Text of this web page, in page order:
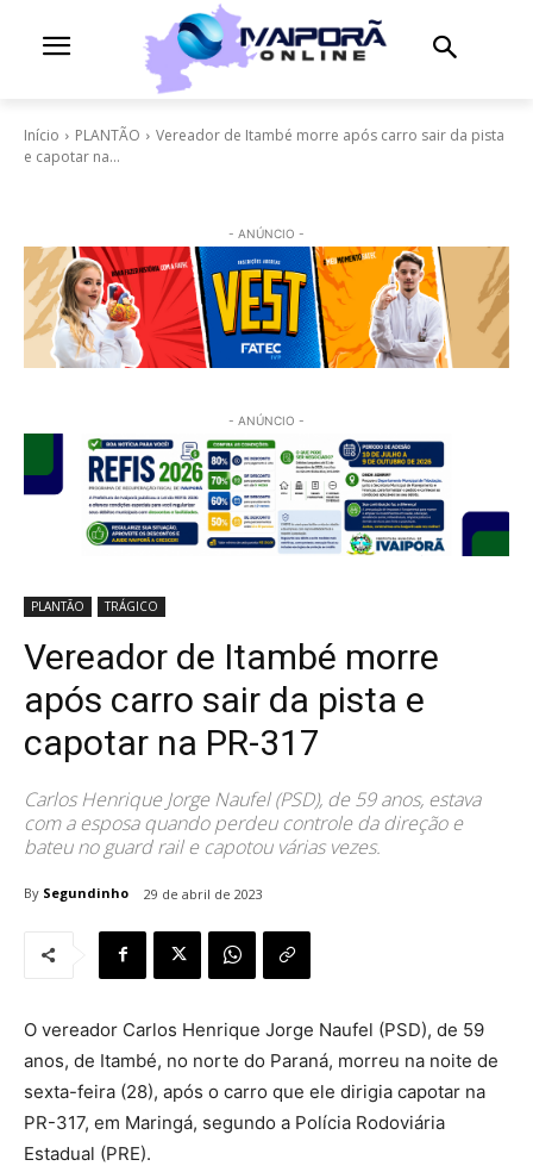
Início PLANTÃO
Vereador de Itambé morre após carro sair da pista
e capotar na...
- ANÚNCIO -
- ANÚNCIO -
PLANTÃO TRÁGICO
Vereador de Itambé morre
após carro sair da pista e
capotar na PR-317
Carlos Henrique Jorge Naufel (PSD), de 59 anos, estava
com a esposa quando perdeu controle da direção e
bateu no guard rail e capotou várias vezes.
By Segundinho 29 de abril de 2023
O vereador Carlos Henrique Jorge Naufel (PSD), de 59
anos, de Itambé, no norte do Paraná, morreu na noite de
sexta-feira (28), após o carro que ele dirigia capotar na
PR-317, em Maringá, segundo a Polícia Rodoviária
Estadual (PRE).